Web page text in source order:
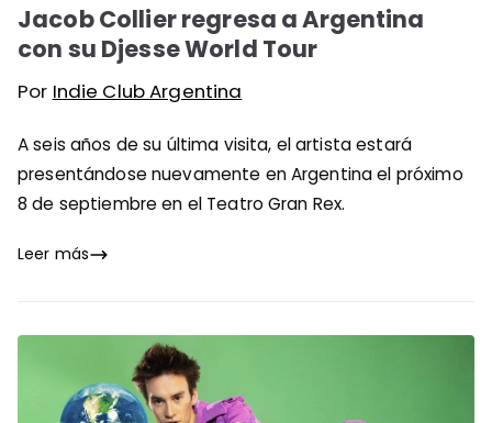
Jacob Collier regresa a Argentina
con su Djesse World Tour
Por Indie Club Argentina
A seis años de su última visita, el artista estará
presentándose nuevamente en Argentina el próximo
8 de septiembre en el Teatro Gran Rex.
Leer más